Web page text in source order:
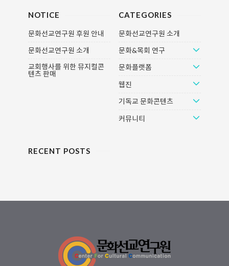
Guide는 영화를 본 후, 신앙적 관점
교연구원에서 제공해 드리는 토론
Guide를 통해 신앙의 눈으로 문화
를 읽고 이야기 나눠보세요. 다운로
드 트래쉬 (2015)Trash 8.7감독스
묻는 것과 결코 무관하지 않습니다.
를 본 후, 신앙적 관점에서 영화 읽
서 제공해 드리는 토론자료입니다.
Movies Discussion Guide를 통해
나눠보세요. 다운로드 신은 죽지 않
독해롤드 크롱크출연케빈 소르보,
쉐인 하퍼, 트리샤 라파쉬, 코..
NOTICE
문화선교연구원 후원 안내
문화선교연구원 소개
교회행사를 위한 뮤지컬콘
텐츠 판매
CATEGORIES
문화선교연구원 소개
문화&목회 연구
문화플랫폼
웹진
기독교 문화콘텐츠
커뮤니티
RECENT POSTS